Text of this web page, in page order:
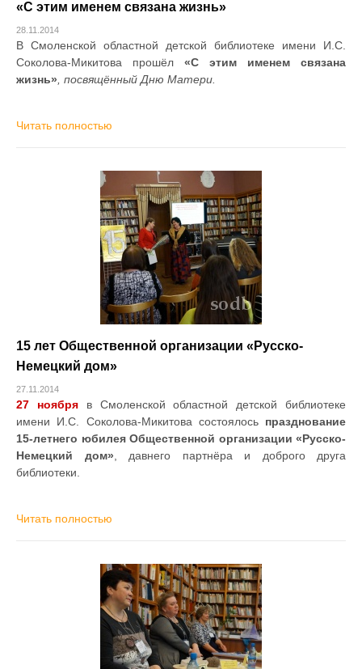
«С этим именем связана жизнь»
28.11.2014
В Смоленской областной детской библиотеке имени И.С.
Соколова-Микитова прошёл «С этим именем связана
жизнь» , посвящённый Дню Матери.
Читать полностью
15 лет Общественной организации «Русско-
Немецкий дом»
27.11.2014
27 ноября в Смоленской областной детской библиотеке
имени И.С. Соколова-Микитова состоялось празднование
15-летнего юбилея Общественной организации «Русско-
Немецкий дом» , давнего партнёра и доброго друга
библиотеки.
Читать полностью